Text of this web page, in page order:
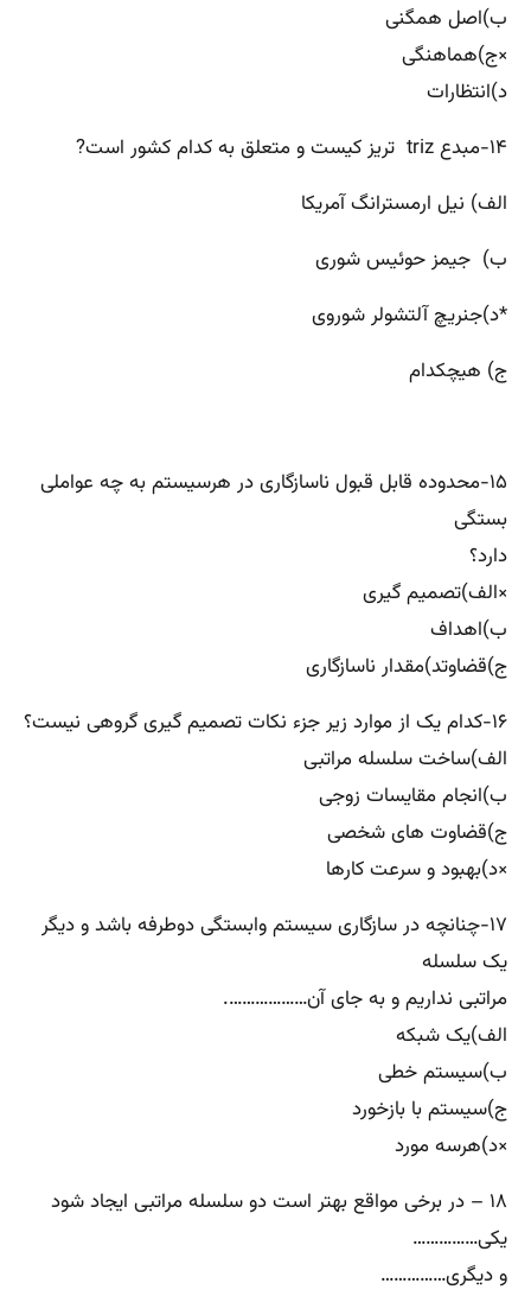
ب)اصل همگنی
×ج)هماهنگی
د)انتظارات
۱۴-مبدع triz تریز کیست و متعلق به کدام کشور است?
الف) نیل ارمسترانگ آمریکا
ب) جیمز حوئیس شوری
*د)جنریچ آلتشولر شوروی
ج) هیچکدام
۱۵-محدوده قابل قبول ناسازگاری در هرسیستم به چه عواملی
بستگی
دارد؟
×الف)تصمیم گیری
ب)اهداف
ج)قضاوتد)مقدار ناسازگاری
۱۶-کدام یک از موارد زیر جزء نکات تصمیم گیری گروهی نیست؟
الف)ساخت سلسله مراتبی
ب)انجام مقایسات زوجی
ج)قضاوت های شخصی
×د)بهبود و سرعت کارها
۱۷-چنانچه در سازگاری سیستم وابستگی دوطرفه باشد و دیگر
یک سلسله
مراتبی نداریم و به جای آن……………….
الف)یک شبکه
ب)سیستم خطی
ج)سیستم با بازخورد
×د)هرسه مورد
۱۸ – در برخی مواقع بهتر است دو سلسله مراتبی ایجاد شود
یکی……………
و دیگری……………